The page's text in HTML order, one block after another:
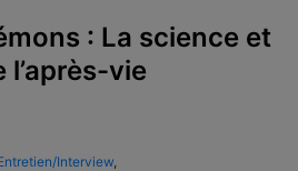
: La science et
l’après-vie
Interview